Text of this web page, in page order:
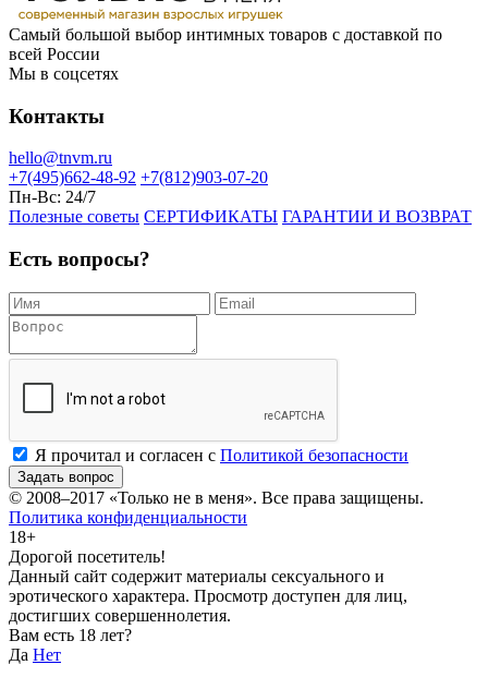
Самый большой выбор интимных товаров с доставкой по
всей России
Мы в соцсетях
Контакты
hello@tnvm.ru
+7(495)662-48-92 +7(812)903-07-20
Пн-Вс: 24/7
Полезные советы СЕРТИФИКАТЫ ГАРАНТИИ И ВОЗВРАТ
Есть вопросы?
Я прочитал и согласен с Политикой безопасности
Задать вопрос
© 2008–2017 «Только не в меня». Все права защищены.
Политика конфиденциальности
18+
Дорогой посетитель!
Данный сайт содержит материалы сексуального и
эротического характера. Просмотр доступен для лиц,
достигших совершеннолетия.
Вам есть 18 лет?
Да Нет